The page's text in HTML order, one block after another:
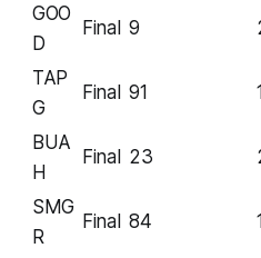
GOO
D
Final 9
TAP
G
Final 91
BUA
H
Final 23
SMG
R
Final 84